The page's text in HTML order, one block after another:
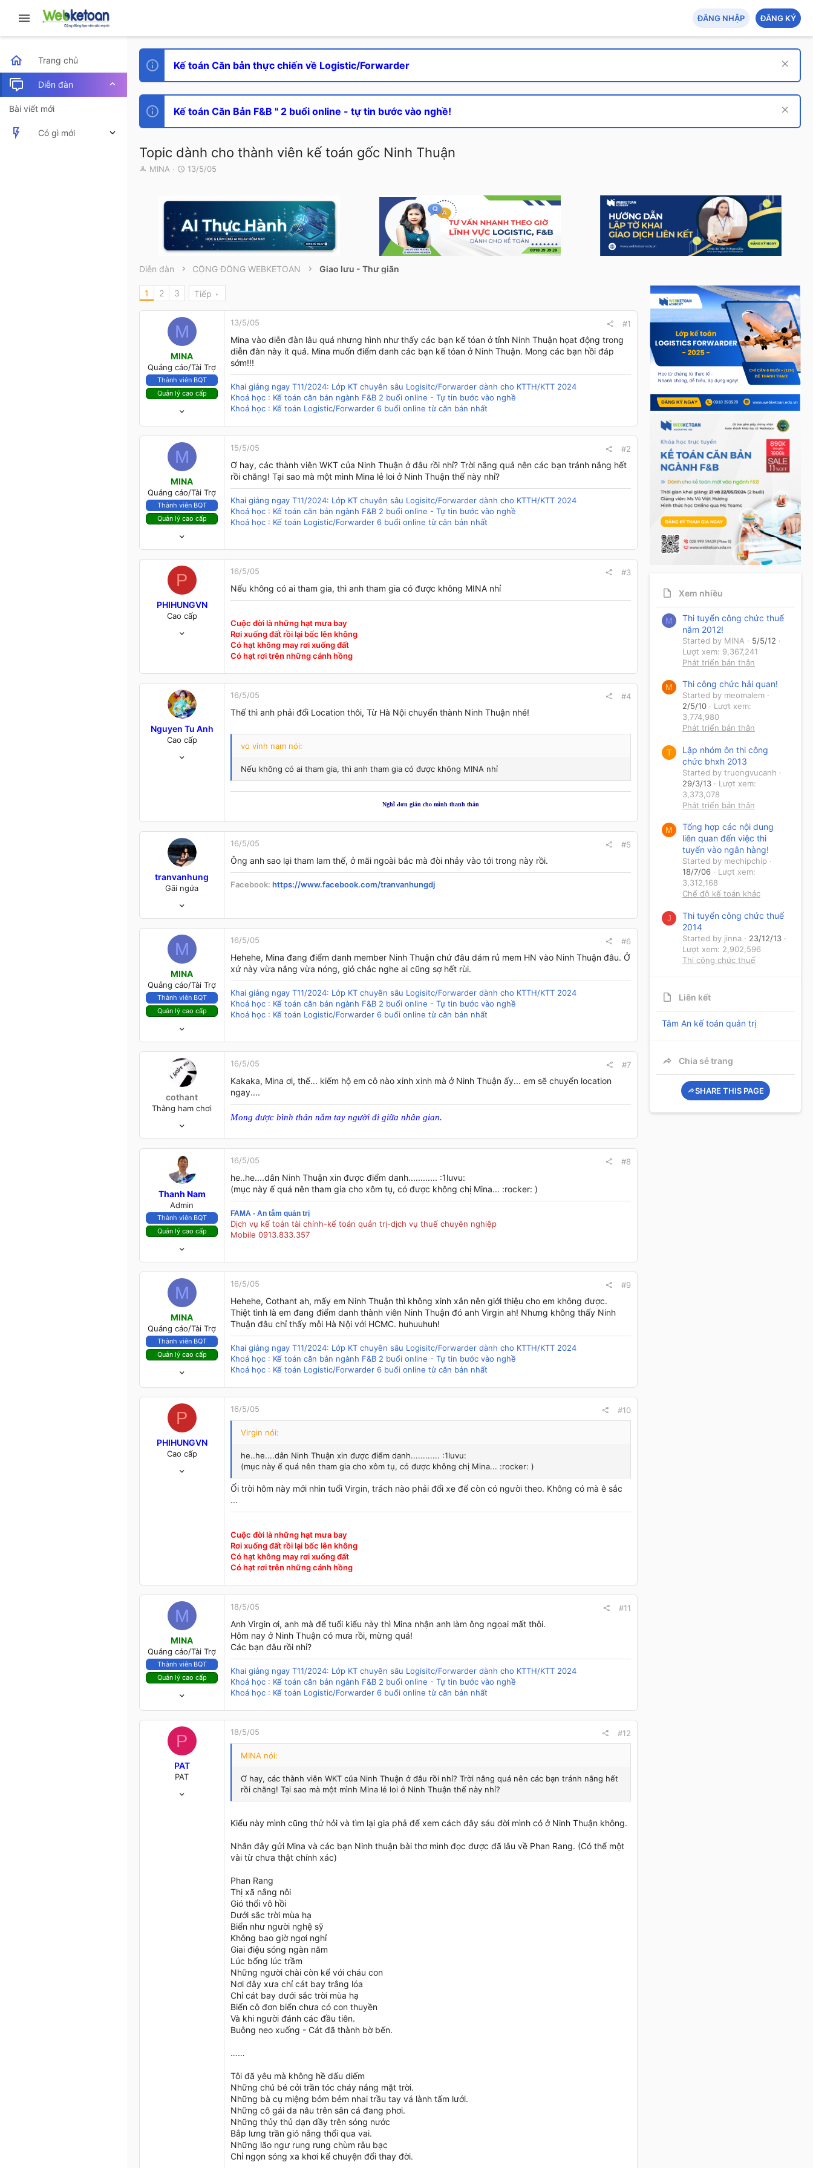
ĐĂNG NHẬP ĐĂNG KÝ
Trang chủ
Diễn đàn
Bài viết mới
Có gì mới
Kế toán Căn bản thực chiến về Logistic/Forwarder
Kế toán Căn Bản F&B " 2 buổi online - tự tin bước vào nghề!
Topic dành cho thành viên kế toán gốc Ninh Thuận
T
r
e
r
MINA
N
y
g
ử
13/5/05
Diễn đàn CỘNG ĐỒNG WEBKETOAN Giao lưu - Thư giãn
1 2 3 Tiếp
M
MINA
Quảng cáo/Tài Trợ
Thành viên BQT
Quản lý cao cấp
Ninh Thuận
13/5/05 #1
Mina vào diễn đàn lâu quá nhưng hình như thấy các bạn kế tóan ở tỉnh Ninh Thuận họat động trong
diễn đàn này ít quá. Mina muốn điểm danh các bạn kế tóan ở Ninh Thuận. Mong các bạn hồi đáp
sớm!!!
Khai giảng ngay T11/2024: Lớp KT chuyên sâu Logisitc/Forwarder dành cho KTTH/KTT 2024
Khoá học : Kế toán căn bản ngành F&B 2 buổi online - Tự tin bước vào nghề
Khoá học : Kế toán Logistic/Forwarder 6 buổi online từ căn bản nhất
M
MINA
Quảng cáo/Tài Trợ
Thành viên BQT
Quản lý cao cấp
412
Ninh Thuận
15/5/05 #2
Ơ hay, các thành viên WKT của Ninh Thuận ở đâu rồi nhỉ? Trời nắng quá nên các bạn tránh nắng hết
rồi chăng! Tại sao mà một mình Mina lẻ loi ở Ninh Thuận thế này nhỉ?
Khai giảng ngay T11/2024: Lớp KT chuyên sâu Logisitc/Forwarder dành cho KTTH/KTT 2024
Khoá học : Kế toán căn bản ngành F&B 2 buổi online - Tự tin bước vào nghề
Khoá học : Kế toán Logistic/Forwarder 6 buổi online từ căn bản nhất
P
PHIHUNGVN
Cao cấp
52
HANOI
16/5/05 #3
Nếu không có ai tham gia, thì anh tham gia có được không MINA nhỉ
Cuộc đời là những hạt mưa bay
Rơi xuống đất rồi lại bốc lên không
Có hạt không may rơi xuống đất
Có hạt rơi trên những cánh hồng
Nguyen Tu Anh
Cao cấp
16/5/05 #4
Thế thì anh phải đổi Location thôi, Từ Hà Nội chuyển thành Ninh Thuận nhé!
vo vinh nam nói:
Nếu không có ai tham gia, thì anh tham gia có được không MINA nhỉ
Nghĩ đơn giản cho mình thanh thản
tranvanhung
Gãi ngứa
12
16/5/05 #5
Ông anh sao lại tham lam thế, ở mãi ngoài bắc mà đòi nhảy vào tới trong này rồi.
Facebook: https://www.facebook.com/tranvanhungdj
M
MINA
Quảng cáo/Tài Trợ
Thành viên BQT
Quản lý cao cấp
412
Ninh Thuận
16/5/05 #6
Hehehe, Mina đang điểm danh member Ninh Thuận chứ đâu dám rủ mem HN vào Ninh Thuận đâu. Ở
xứ này vừa nắng vừa nóng, gió chắc nghe ai cũng sợ hết rùi.
Khai giảng ngay T11/2024: Lớp KT chuyên sâu Logisitc/Forwarder dành cho KTTH/KTT 2024
Khoá học : Kế toán căn bản ngành F&B 2 buổi online - Tự tin bước vào nghề
Khoá học : Kế toán Logistic/Forwarder 6 buổi online từ căn bản nhất
cothant
Thằng ham chơi
18
HCMC
16/5/05 #7
Kakaka, Mina ơi, thế... kiếm hộ em cô nào xinh xinh mà ở Ninh Thuận ấy... em sẽ chuyển location
ngay....
Mong được bình thản nắm tay người đi giữa nhân gian.
Thanh Nam
Admin
Thành viên BQT
Quản lý cao cấp
1,125
16/5/05 #8
he..he....dân Ninh Thuận xin được điểm danh............ :1luvu:
(mục này ế quá nên tham gia cho xôm tụ, có được không chị Mina... :rocker: )
FAMA - An tâm quản trị
Dịch vụ kế toán tài chính-kế toán quản trị-dịch vụ thuế chuyên nghiệp
Mobile 0913.833.357
M
MINA
Quảng cáo/Tài Trợ
Thành viên BQT
Quản lý cao cấp
Ninh Thuận
16/5/05 #9
Hehehe, Cothant ah, mấy em Ninh Thuận thì không xinh xắn nên giới thiệu cho em không được.
Thiệt tình là em đang điểm danh thành viên Ninh Thuận đó anh Virgin ah! Nhưng không thấy Ninh
Thuận đâu chỉ thấy mỗi Hà Nội với HCMC. huhuuhuh!
Khai giảng ngay T11/2024: Lớp KT chuyên sâu Logisitc/Forwarder dành cho KTTH/KTT 2024
Khoá học : Kế toán căn bản ngành F&B 2 buổi online - Tự tin bước vào nghề
Khoá học : Kế toán Logistic/Forwarder 6 buổi online từ căn bản nhất
P
PHIHUNGVN
Cao cấp
16/5/05 #10
Virgin nói:
he..he....dân Ninh Thuận xin được điểm danh............ :1luvu:
(mục này ế quá nên tham gia cho xôm tụ, có được không chị Mina... :rocker: )
Ối trời hôm này mới nhìn tuổi Virgin, trách nào phải đổi xe để còn có người theo. Không có mà ê sắc
...
Cuộc đời là những hạt mưa bay
Rơi xuống đất rồi lại bốc lên không
Có hạt không may rơi xuống đất
Có hạt rơi trên những cánh hồng
M
MINA
Quảng cáo/Tài Trợ
Thành viên BQT
Quản lý cao cấp
Ninh Thuận
18/5/05 #11
Anh Virgin ơi, anh mà để tuổi kiểu này thì Mina nhận anh làm ông ngọai mất thôi.
Hôm nay ở Ninh Thuận có mưa rồi, mừng quá!
Các bạn đâu rồi nhỉ?
Khai giảng ngay T11/2024: Lớp KT chuyên sâu Logisitc/Forwarder dành cho KTTH/KTT 2024
Khoá học : Kế toán căn bản ngành F&B 2 buổi online - Tự tin bước vào nghề
Khoá học : Kế toán Logistic/Forwarder 6 buổi online từ căn bản nhất
P
PAT
PAT
18/5/05 #12
MINA nói:
Ơ hay, các thành viên WKT của Ninh Thuận ở đâu rồi nhỉ? Trời nắng quá nên các bạn tránh nắng hết
rồi chăng! Tại sao mà một mình Mina lẻ loi ở Ninh Thuận thế này nhỉ?
Kiểu này mình cũng thử hỏi và tìm lại gia phả để xem cách đây sáu đời mình có ở Ninh Thuận không.
Nhân đây gửi Mina và các bạn Ninh thuận bài thơ mình đọc được đã lâu về Phan Rang. (Có thể một
vài từ chưa thật chính xác)
Phan Rang
Thị xã nắng nôi
Gió thổi vô hồi
Dưới sắc trời mùa hạ
Biển như người nghệ sỹ
Không bao giờ ngơi nghỉ
Giai điệu sóng ngàn năm
Lúc bổng lúc trầm
Những người chài còn kể với cháu con
Nơi đây xưa chỉ cát bay trắng lóa
Chỉ cát bay dưới sắc trời mùa hạ
Biển cô đơn biển chưa có con thuyền
Và khi người đánh các đầu tiên.
Buông neo xuống - Cát đã thành bờ bến.
……
Tôi đã yêu mà không hề dấu diếm
Những chú bé cởi trần tóc cháy nắng mặt trời.
Những bà cụ miệng bỏm bẻm nhai trầu tay vá lành tấm lưới.
Những cô gái da nâu trên sân cá đang phơi.
Những thủy thủ dạn dầy trên sóng nước
Bắp lưng trần gió nắng thổi qua vai.
Những lão ngư rung rung chùm râu bạc
Chỉ ngọn sóng xa khơi kể chuyện đổi thay đời.
Xem nhiều
M
Thi tuyển công chức thuế
năm 2012!
Started by MINA
5/5/12
Lượt xem: 9,367,241
Phát triển bản thân
M Thi công chức hải quan!
Started by meomalem
2/5/10
Lượt xem:
3,774,980
Phát triển bản thân
T
Lập nhóm ôn thi công
chức bhxh 2013
Started by truongvucanh
29/3/13
Lượt xem:
3,373,078
Phát triển bản thân
M
Tổng hợp các nội dung
liên quan đến việc thi
tuyển vào ngân hàng!
Started by mechipchip
18/7/06
Lượt xem:
3,312,168
Chế độ kế toán khác
J
Thi tuyển công chức thuế
2014
Started by jinna
23/12/13
Lượt xem: 2,902,596
Thi công chức thuế
Liên kết
Tâm An kế toán quản trị
Chia sẻ trang
SHARE THIS PAGE